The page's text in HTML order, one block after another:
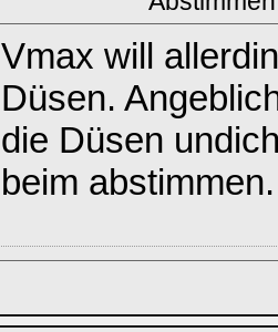
Vmax will
Düsen.
die Düsen
beim abstimmen.